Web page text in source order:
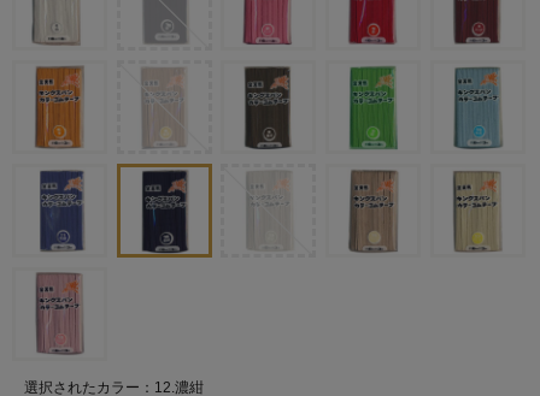
選択されたカラー：12.濃紺